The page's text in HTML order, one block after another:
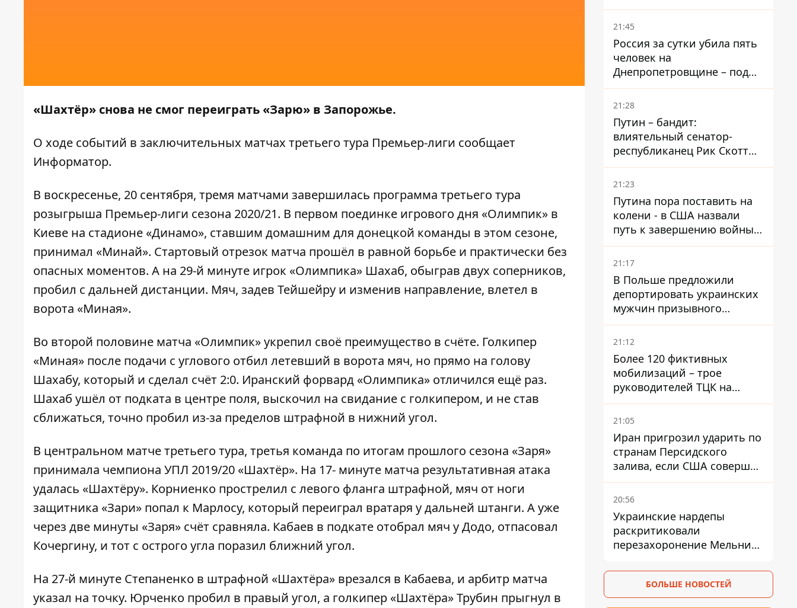
«Шахтёр» снова не смог переиграть «Зарю» в Запорожье.
О ходе событий в заключительных матчах третьего тура Премьер-лиги сообщает
Информатор.
В воскресенье, 20 сентября, тремя матчами завершилась программа третьего тура
розыгрыша Премьер-лиги сезона 2020/21. В первом поединке игрового дня «Олимпик» в
Киеве на стадионе «Динамо», ставшим домашним для донецкой команды в этом сезоне,
принимал «Минай». Стартовый отрезок матча прошёл в равной борьбе и практически без
опасных моментов. А на 29-й минуте игрок «Олимпика» Шахаб, обыграв двух соперников,
пробил с дальней дистанции. Мяч, задев Тейшейру и изменив направление, влетел в
ворота «Миная».
Во второй половине матча «Олимпик» укрепил своё преимущество в счёте. Голкипер
«Миная» после подачи с углового отбил летевший в ворота мяч, но прямо на голову
Шахабу, который и сделал счёт 2:0. Иранский форвард «Олимпика» отличился ещё раз.
Шахаб ушёл от подката в центре поля, выскочил на свидание с голкипером, и не став
сближаться, точно пробил из-за пределов штрафной в нижний угол.
В центральном матче третьего тура, третья команда по итогам прошлого сезона «Заря»
принимала чемпиона УПЛ 2019/20 «Шахтёр». На 17- минуте матча результативная атака
удалась «Шахтёру». Корниенко прострелил с левого фланга штрафной, мяч от ноги
защитника «Зари» попал к Марлосу, который переиграл вратаря у дальней штанги. А уже
через две минуты «Заря» счёт сравняла. Кабаев в подкате отобрал мяч у Додо, отпасовал
Кочергину, и тот с острого угла поразил ближний угол.
На 27-й минуте Степаненко в штрафной «Шахтёра» врезался в Кабаева, и арбитр матча
указал на точку. Юрченко пробил в правый угол, а голкипер «Шахтёра» Трубин прыгнул в
– он возглавил народное
голосование
21:45
Россия за сутки убила пять
человек на
Днепропетровщине – под
ударами оказались пять
районов области
21:28
Путин – бандит:
влиятельный сенатор-
республиканец Рик Скотт
призвал Конгресс привлечь
РФ к ответственности за
21:23
Путина пора поставить на
колени - в США назвали
путь к завершению войны -
National Security Journal
21:17
В Польше предложили
депортировать украинских
мужчин призывного
возраста - кого это может
затронуть
21:12
Более 120 фиктивных
мобилизаций – трое
руководителей ТЦК на
Волыни и Буковине
получили подозрения за
21:05
Иран пригрозил ударить по
странам Персидского
залива, если США совершат
хотя бы одну атаку - Reuters
20:56
Украинские нардепы
раскритиковали
перезахоронение Мельника
дипломатической изоляции
БОЛЬШЕ НОВОСТЕЙ